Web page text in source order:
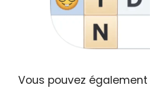
Vous pouvez